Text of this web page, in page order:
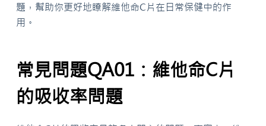
題，幫助你更好地瞭解維他命C片在日常保健中的作
用。
常見問題QA01：維他命C片
的吸收率問題